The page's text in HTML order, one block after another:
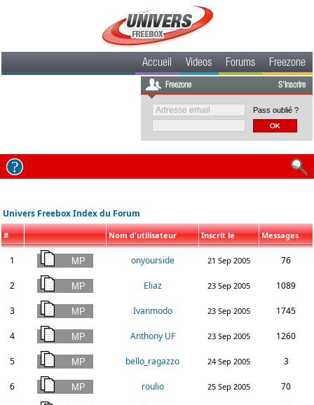
Accueil Videos Forums Freezone
Freezone S'inscrire
Pass oublié ?
Univers Freebox Index du Forum
# Nom d'utilisateur Inscrit le Messages
1 onyourside 21 Sep 2005 76
2 Eliaz 23 Sep 2005 1089
3 Ivanmodo 23 Sep 2005 1745
4 Anthony UF 23 Sep 2005 1260
5 bello_ragazzo 24 Sep 2005 3
6 roulio 25 Sep 2005 70